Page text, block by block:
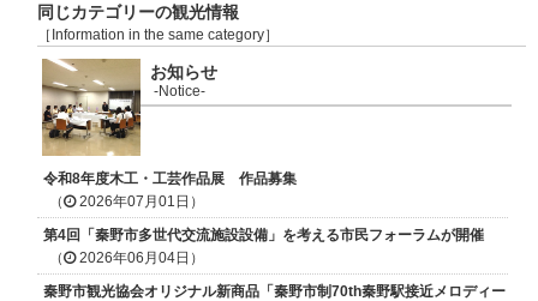
同じカテゴリーの観光情報
［Information in the same category］
お知らせ
-Notice-
令和8年度木工・工芸作品展 作品募集
（
2026年07月01日）
第4回「秦野市多世代交流施設設備」を考える市民フォーラムが開催
（
2026年06月04日）
秦野市観光協会オリジナル新商品「秦野市制70th秦野駅接近メロディー